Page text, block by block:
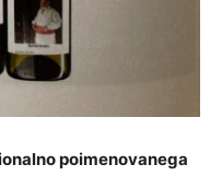
poimenovanega